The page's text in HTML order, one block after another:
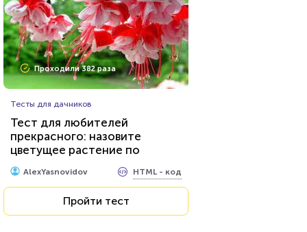
Проходили 382 раза
Тесты для дачников
Тест для любителей
прекрасного: назовите
цветущее растение по
одному снимку
AlexYasnovidov HTML - код
Пройти тест